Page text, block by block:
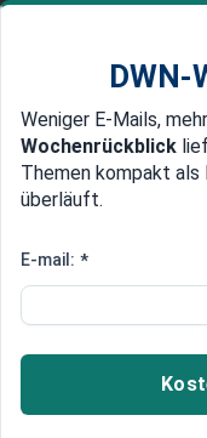
Newsticker
Edelmetalle
VW-Aktie
VW-Bosse
Hiobsbotschaft
Volkswagen
DWN-
Weniger E-Mails,
Wochenrückblick
Themen kompakt
überläuft.
E-mail: *